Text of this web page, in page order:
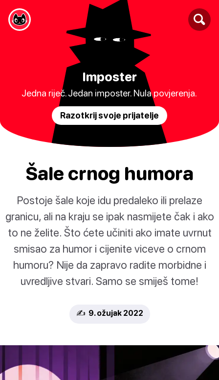
Imposter
Jedna riječ. Jedan imposter. Nula povjerenja.
Razotkrij svoje prijatelje
Šale crnog humora
Postoje šale koje idu predaleko ili prelaze
granicu, ali na kraju se ipak nasmijete čak i ako
to ne želite. Što ćete učiniti ako imate uvrnut
smisao za humor i cijenite viceve o crnom
humoru? Nije da zapravo radite morbidne i
uvredljive stvari. Samo se smiješ tome!
✍️ 9. ožujak 2022